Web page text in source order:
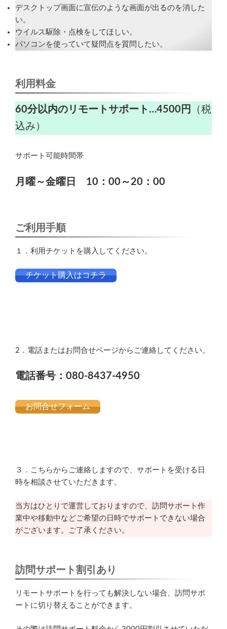
デスクトップ画面に宣伝のような画面が出るのを消した
い。
ウイルス駆除・点検をしてほしい。
パソコンを使っていて疑問点を質問したい。
利用料金
60分以内のリモートサポート…4500円
（税
込み）
サポート可能時間帯
月曜～金曜日 10：00～20：00
ご利用手順
１．利用チケットを購入してください。
チケット購入はコチラ
2．電話またはお問合せページからご連絡してください。
電話番号：080-8437-4950
お問合せフォーム
３．こちらからご連絡しますので、サポートを受ける日
時を相談させていただきます。
当方はひとりで運営しておりますので、訪問サポート作
業中や移動中などご希望の日時でサポートできない場合
がございます。ご了承ください。
訪問サポート割引あり
リモートサポートを行っても解決しない場合、訪問サポ
ートに切り替えることができます。